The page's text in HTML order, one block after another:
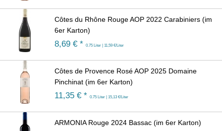
Côtes du Rhône Rouge AOP 2022 Carabiniers (im
6er Karton)
8,69 € * 0.75 Liter | 11,59 €/Liter
Côtes de Provence Rosé AOP 2025 Domaine
Pinchinat (im 6er Karton)
11,35 € * 0.75 Liter | 15,13 €/Liter
ARMONIA Rouge 2024 Bassac (im 6er Karton)